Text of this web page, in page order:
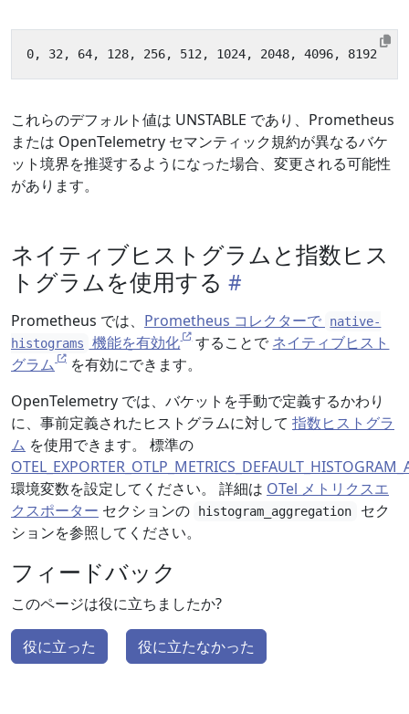
これらのデフォルト値は UNSTABLE であり、Prometheus
または OpenTelemetry セマンティック規約が異なるバケ
ット境界を推奨するようになった場合、変更される可能性
があります。
ネイティブヒストグラムと指数ヒス
トグラムを使用する
Prometheus では、 Prometheus コレクターで
native-
histograms
機能を有効化 することで ネイティブヒスト
グラム
を有効にできます。
OpenTelemetry では、バケットを手動で定義するかわり
に、事前定義されたヒストグラムに対して 指数ヒストグラ
ム を使用できます。 標準の
環境変数を設定してください。 詳細は OTel メトリクスエ
クスポーター セクションの histogram_aggregation
セク
ションを参照してください。
フィードバック
このページは役に立ちましたか?
役に立った 役に立たなかった